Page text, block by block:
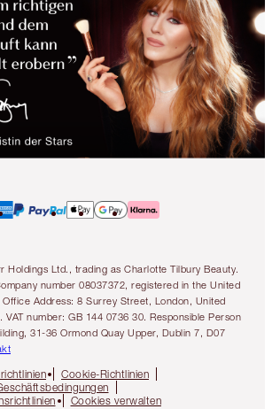
Holdings Ltd., trading as Charlotte Tilbury Beauty.
number 08037372, registered in the United
Address: 8 Surrey Street, London, United
VAT number: GB 144 0736 30. Responsible Person
31-36 Ormond Quay Upper, Dublin 7, D07
Cookie-Richtlinien
Cookies verwalten